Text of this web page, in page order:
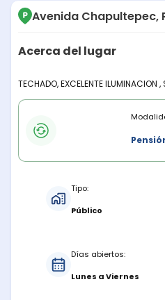
Avenida Chapultepec,
Acerca del lugar
Descripción del lugar
TECHADO, EXCELENTE ILUMINACION
Modalidades de renta
Tipo:
Público
Días abiertos:
Lunes a Viernes